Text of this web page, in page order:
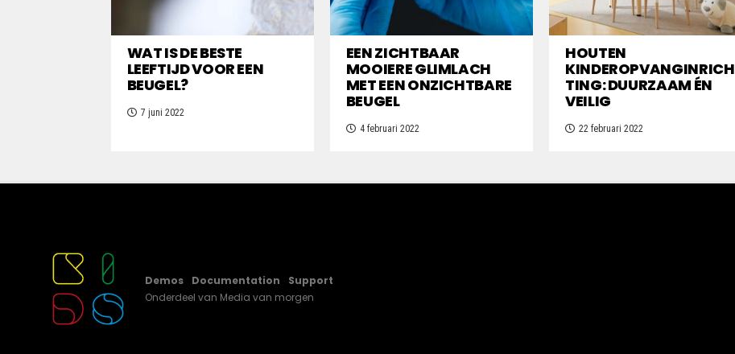
WAT IS DE BESTE
LEEFTIJD VOOR EEN
BEUGEL?
7 juni 2022
EEN ZICHTBAAR
MOOIERE GLIMLACH
MET EEN ONZICHTBARE
BEUGEL
4 februari 2022
HOUTEN
KINDEROPVANGINRICH
TING: DUURZAAM ÉN
VEILIG
22 februari 2022
Demos Documentation
Support
Onderdeel van Media van morgen